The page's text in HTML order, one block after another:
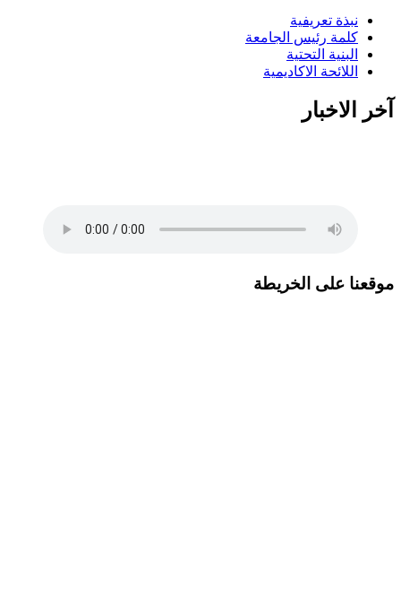
نبذة تعريفية
كلمة رئيس الجامعة
البنية التحتية
اللائحة الاكاديمية
آخر الاخبار
موقعنا على الخريطة